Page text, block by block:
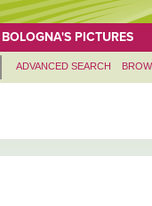
BOLOGNA'S PICTURES
ADVANCED SEARCH